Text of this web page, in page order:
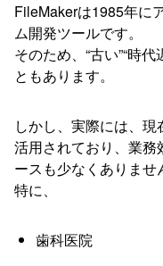
FileMakerは1985年に
ム開発ツールです。
そのため、“古い”“時
ともあります。
しかし、実際には、
活用されており、業
ースも少なくありませ
特に、
歯科医院